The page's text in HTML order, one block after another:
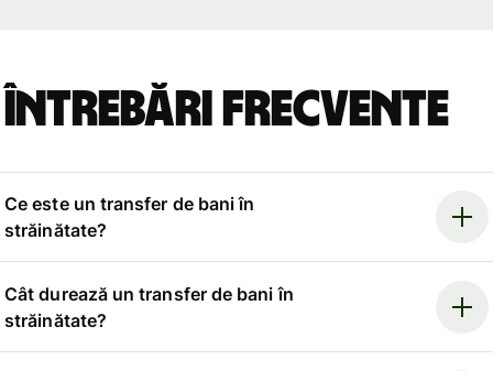
Întrebări frecvente
Ce este un transfer de bani în
străinătate?
Cât durează un transfer de bani în
străinătate?